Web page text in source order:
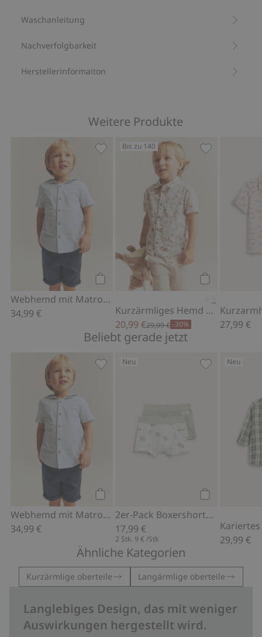
Artikelnummer:837591
Waschanleitung
Nachverfolgbarkeit
Herstellerinformaiton
Weitere Produkte
Webhemd mit Matrosenkragen
34,99 €
Webhemd mit Matrosenkragen, Zu
Bis zu 140
Kurzärmliges Hemd mit Blumenmuster
20,99 €29,99 € -30% 27,99 €
Beliebt gerade jetzt
Webhemd mit Matrosenkragen
34,99 €
Neu
2er-Pack Boxershorts mit Gummibund
17,99 €
2 Stk. 9 € /Stk
Neu
29,99 €
Ähnliche Kategorien
Kurzärmlige oberteile Langärmlige oberteile
Langlebiges Design, das mit weniger
Auswirkungen hergestellt wird.